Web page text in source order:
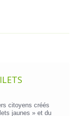
citoyens créés
jaunes » et du